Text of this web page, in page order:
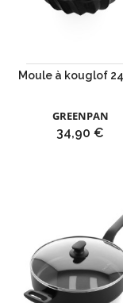
Moule à kouglof
GREENPAN
Prix
34,90 €